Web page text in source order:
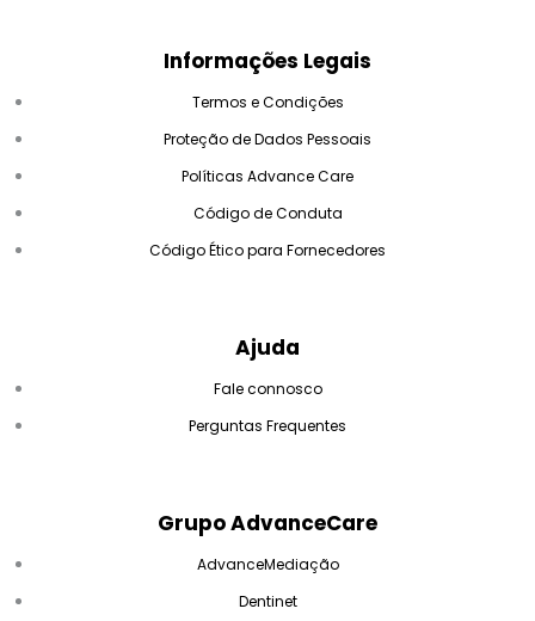
Informações Legais
Termos e Condições
Proteção de Dados Pessoais
Políticas Advance Care
Código de Conduta
Código Ético para Fornecedores
Ajuda
Fale connosco
Perguntas Frequentes
Grupo AdvanceCare
AdvanceMediação
Dentinet